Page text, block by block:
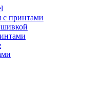
с принтами